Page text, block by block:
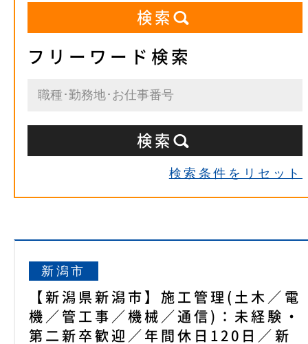
フリーワード検索
検索条件をリセット
新潟市
【新潟県新潟市】施工管理(土木／電
機／管工事／機械／通信)：未経験・
第二新卒歓迎／年間休日120日／新